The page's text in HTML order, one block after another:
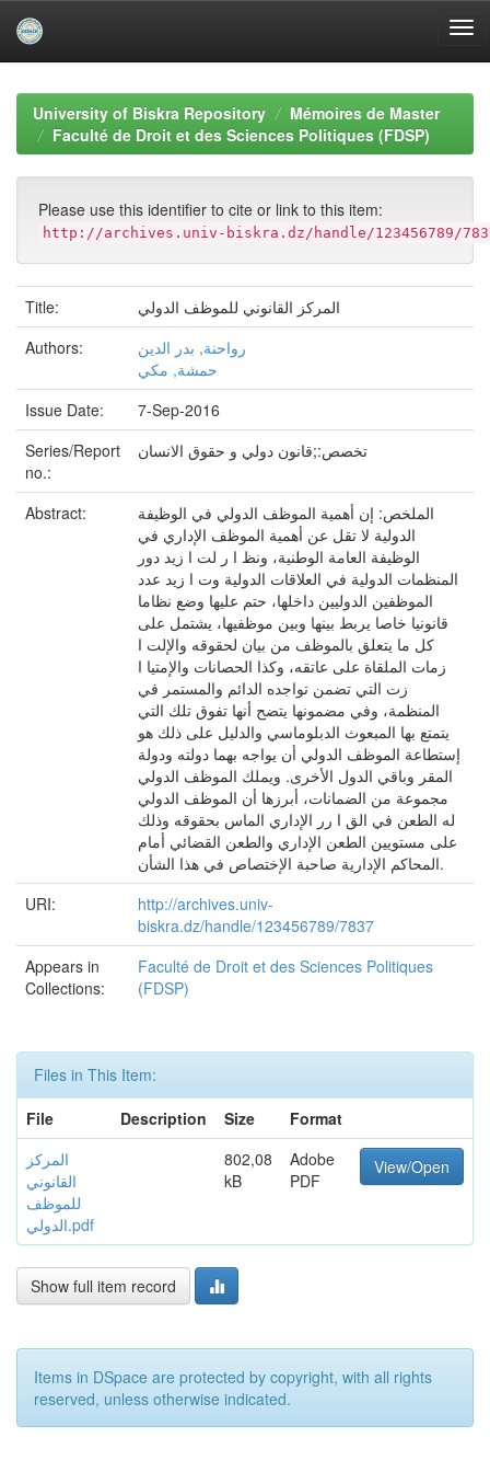
navigationUniversity of Biskra Repository
Mémoires de Master
Faculté de Droit et des Sciences Politiques (FDSP)
Please use this identifier to cite or link to this item:
http://archives.univ-biskra.dz/handle/123456789/
Title:
المركز القانوني للموظف الدولي
Authors:
رواحنة, بدر الدين
حمشة, مكي
Issue Date:
7-Sep-2016
Series/Report
no.:
تخصص:;قانون دولي و حقوق الانسان
Abstract:
الملخص: إن أهمية الموظف الدولي في الوظيفة
الدولية لا تقل عن أهمية الموظف الإداري في
الوظيفة العامة الوطنية، ونظ ا ر لت ا زيد دور
المنظمات الدولية في العلاقات الدولية وت ا زيد عدد
الموظفين الدوليين داخلها، حتم عليها وضع نظاما
قانونيا خاصا يربط بينها وبين موظفيها، يشتمل على
كل ما يتعلق بالموظف من بيان لحقوقه والإلت ا
زمات الملقاة على عاتقه، وكذا الحصانات والإمتيا ا
زت التي تضمن تواجده الدائم والمستمر في
المنظمة، وفي مضمونها يتضح أنها تفوق تلك التي
يتمتع بها المبعوث الدبلوماسي والدليل على ذلك هو
إستطاعة الموظف الدولي أن يواجه بهما دولته ودولة
المقر وباقي الدول الأخرى. ويملك الموظف الدولي
مجموعة من الضمانات، أبرزها أن الموظف الدولي
له الطعن في الق ا رر الإداري الماس بحقوقه وذلك
على مستويين الطعن الإداري والطعن القضائي أمام
المحاكم الإدارية صاحبة الإختصاص في هذا الشأن.
URI:
http://archives.univ-
biskra.dz/handle/123456789/7837
Appears in
Collections:
Faculté de Droit et des Sciences Politiques
(FDSP)
Files in This Item:
File
Description Size
Format
المركز
القانوني
للموظف
الدولي.pdf
802,08
kB
Adobe
PDF
View/Open
Show full item record
Items in DSpace are protected by copyright, with all rights
reserved, unless otherwise indicated.